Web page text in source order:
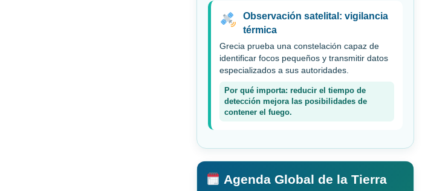
Observación satelital: vigilancia
térmica
Grecia prueba una constelación capaz de
identificar focos pequeños y transmitir datos
especializados a sus autoridades.
Por qué importa: reducir el tiempo de
detección mejora las posibilidades de
contener el fuego.
Agenda Global de la Tierra